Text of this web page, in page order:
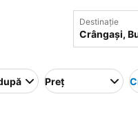
Destinație
Preț